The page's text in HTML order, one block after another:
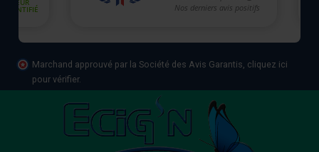
Marchand approuvé par la Société des Avis Garantis, cliquez ici
pour vérifier.